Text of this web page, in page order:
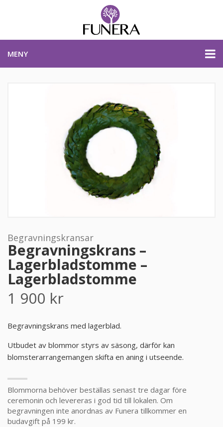
MENY
PLANERA BEGRAVNING
KONTAKTA OSS
PRODUKTER & PRISER
OM BEGRAVNINGAR
JURIDIK
GÄST
OM FUNERA
KONTAKTA OSS
LIVESTREAMING
Begravningskransar
Begravningskrans –
Lagerbladstomme –
Lagerbladstomme
1 900 kr
Begravningskrans med lagerblad.
Utbudet av blommor styrs av säsong, därför kan
blomsterarrangemangen skifta en aning i utseende.
Blommorna behöver beställas senast tre dagar före
ceremonin och levereras i god tid till lokalen. Om
begravningen inte anordnas av Funera tillkommer en
budavgift på 199 kr.